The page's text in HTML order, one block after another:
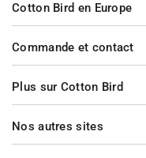
Commande et contact
Plus sur Cotton Bird
Cotton Bird en Europe
Nos autres sites